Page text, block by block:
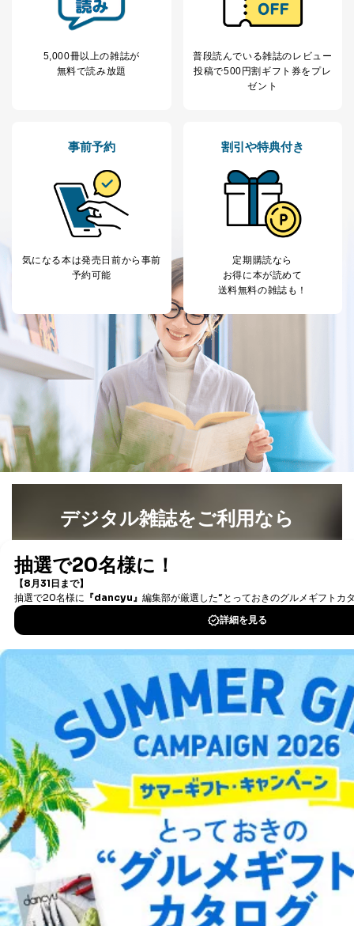
法令に基づく場合
人の生命､身体または財産の保護のために必要がある
き。
公衆衛生の向上または児童の健全な育成の推進のため
に特に必要がある場合であって、本人の同意を得るこ
する必要がある場合であって、本人の同意を得ること
き。
上記２．の利用目的を実施するために守秘義務を結ん
だ企業に、業務の一部として個人情報の取扱いを委
託・提供する場合、その業務に必要な範囲で委託・提
供先企業に個人情報を開示することがあります。
委託・提供先企業は具体的には以下のような企業です
が、これらに限りません。
委託先：カスタマーサポート支援会社 、クレジッ
トカード決済などの決済代行・料金回収会社、広
告配信サービス会社
提供先：出版社、出版物発売元、卸売会社、販売
店など商品の供給者、梱包会社、配送会社、新聞
販売店などの梱包・配送・配達会社
４．開示対象個人情報の「開示」「訂正」等の請求につ
いて
当社は、本人から、開示対象個人情報について利用目的
の通知を求められた場合には、遅滞なくこれに応じま
す。ただし、以下①～④のいずれかに該当する場合は、
説明させていただきます。
①利用目的を本人に通知し、又は公表することによって
害するおそれがある場合
②利用目的を本人に通知し、又は公表することによって
当該事業者の権利又は正当な利益を害するおそれがある
場合
③国の機関又は地方公共団体が法令の定める事務を遂行
することに対して協力する必要がある場合であって、利
用目的を本人に通知し、又は公表することによって当該
事務の遂行に支障を及ぼすおそれがあるとき
④開示対象個人情報の利用目的が明らかな場合
開示対象個人情報については、保有個人データの本人ま
たはその代理人からの利用目的の通知、開示、変更等
（内容の訂正、追加または削除）、利用停止等（「利用
の停止または消去」「第三者への提供の停止」）の求め
に対応させていただいております。 当社顧客の皆様の
個人情報は「マイページ」にログインしていただくこと
で、訂正、追加、変更を行っていただくことが出来ま
す。マイページをご利用いただけない方、その他の方に
つきましては、下記Aをご覧ください。 また、ご登録い
ただいた個人情報のうち、市町村などの名称および郵便
番号、金融機関の名称あるいはクレジットカードの有効
期限など、商品のお届けやご請求を行う上で支障がある
情報に変更があった場合には、当社が登録情報を変更さ
せていただく場合があります。
5,000冊以上の雑誌が
無料で読み放題
普段読んでいる雑誌のレビュー
投稿で500円割ギフト券をプレ
ゼント
事前予約
気になる本は発売日前から事前
予約可能
割引や特典付き
定期購読なら
お得に本が読めて
送料無料の雑誌も！
デジタル雑誌をご利用なら
書籍）が無料で読み放題！
DOWNLOAD FOR IOS
DOWNLOAD FOR ANDROID
ご利用方法はこちら
総合案内
アフィリエイト 採用情報
プレスリリース お問い合わせ
利用規約プライバシーポリシー 特定商取引法に基づく表示
出版社の皆様へ
投資家の皆様へサイトマップ